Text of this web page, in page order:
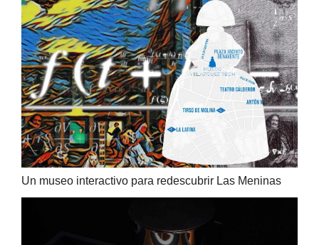
Un museo interactivo para redescubrir Las Meninas